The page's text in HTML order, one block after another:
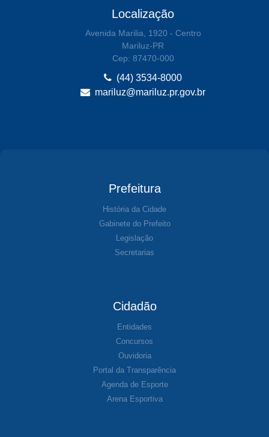
Localização
Avenida Marilia, 1920 - Centro
Mariluz-PR
Cep: 87470-000
(44) 3534-8000
mariluz@mariluz.pr.gov.br
Prefeitura
História da Cidade
Gabinete do Prefeito
Legislação
Secretarias
Cidadão
Entidades
Concursos
Ouvidoria
Portal da Transparência
Agenda de Esporte
Arena Esportiva